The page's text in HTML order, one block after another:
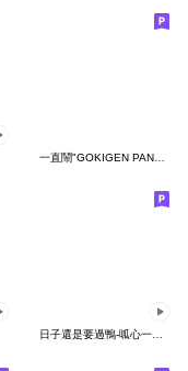
一直鬧"GOKIGEN PANDA" 台灣版
日子還是要過鴨-呱心一下鴨